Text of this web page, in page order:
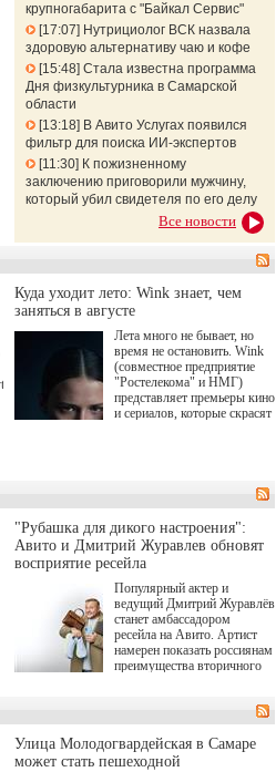
крупногабарита с "Байкал Сервис"
17:07
Нутрициолог ВСК назвала
здоровую альтернативу чаю и кофе
15:48 Стала известна программа
Дня физкультурника в Самарской
области
13:18 В Авито Услугах появился
фильтр для поиска ИИ-экспертов
11:30 К пожизненному
заключению приговорили мужчину,
который убил свидетеля по его делу
Все новости
Куда уходит лето: Wink знает, чем
заняться в августе
Лета много не бывает, но
время не остановить. Wink
(совместное предприятие
"Ростелекома" и НМГ)
представляет премьеры кино
и сериалов, которые скрасят
target="_blank">"Холод"
</a> (18+) останется только
на экране — весь август по
четвергам продолжат
выходить новые эпизоды
сериала, в котором
беспощадным возмездием в
духе графа Монте-Кристо
занимается наша
современница.
"Рубашка для дикого настроения":
Авито и Дмитрий Журавлев обновят
восприятие ресейла
Популярный актер и
ведущий Дмитрий Журавлёв
станет амбассадором
ресейла на Авито. Артист
намерен показать россиянам
преимущества вторичного
для современного и умного
человека.
Улица Молодогвардейская в Самаре
может стать пешеходной